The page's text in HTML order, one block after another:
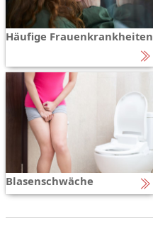
Häufige Frauenkrankheiten
Blasenschwäche